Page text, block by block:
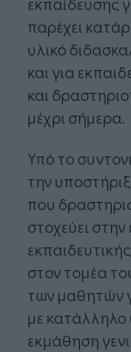
παρέχει
υλικό
και για
και
μέχρι σήμερα.
Υπό το
την
που
στοχεύει
στον τομέα
των μαθητών
με κατάλληλο
εκμάθηση